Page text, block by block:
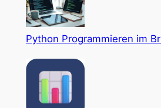
Python Programmieren im